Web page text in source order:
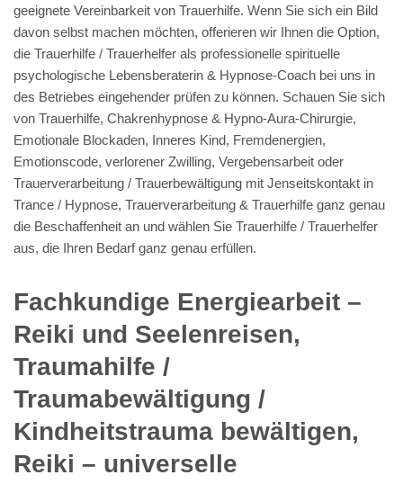
geeignete Vereinbarkeit von Trauerhilfe. Wenn Sie sich ein Bild
davon selbst machen möchten, offerieren wir Ihnen die Option,
die Trauerhilfe / Trauerhelfer als professionelle spirituelle
psychologische Lebensberaterin & Hypnose-Coach bei uns in
des Betriebes eingehender prüfen zu können. Schauen Sie sich
von Trauerhilfe, Chakrenhypnose & Hypno-Aura-Chirurgie,
Emotionale Blockaden, Inneres Kind, Fremdenergien,
Emotionscode, verlorener Zwilling, Vergebensarbeit oder
Trauerverarbeitung / Trauerbewältigung mit Jenseitskontakt in
Trance / Hypnose, Trauerverarbeitung & Trauerhilfe ganz genau
die Beschaffenheit an und wählen Sie Trauerhilfe / Trauerhelfer
aus, die Ihren Bedarf ganz genau erfüllen.
Fachkundige Energiearbeit –
Reiki und Seelenreisen,
Traumahilfe /
Traumabewältigung /
Kindheitstrauma bewältigen,
Reiki – universelle